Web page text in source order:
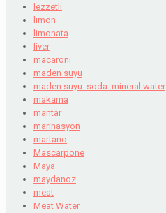
lezzetli
limon
limonata
liver
macaroni
maden suyu
maden suyu. soda. mineral water
makarna
mantar
marinasyon
martano
Mascarpone
Maya
maydanoz
meat
Meat Water